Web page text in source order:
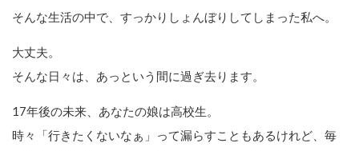
そんな生活の中で、すっかりしょんぼりしてしまった私へ。
大丈夫。
そんな日々は、あっという間に過ぎ去ります。
17年後の未来、あなたの娘は高校生。
時々「行きたくないなぁ」って漏らすこともあるけれど、毎